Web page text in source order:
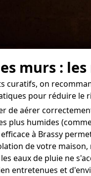
murs : les
curatifs, on
pour réduire le
de aérer
plus humides
à Brassy
de votre
eaux de pluie ne
entretenues et